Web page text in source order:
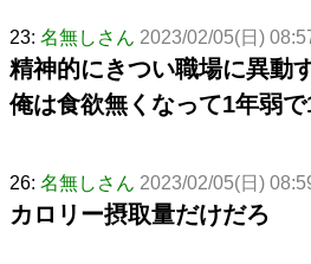
23: 名無しさん 2023/02/05(日)
精神的にきつい職場に異動
俺は食欲無くなって1年弱
26: 名無しさん 2023/02/05(日)
カロリー摂取量だけだろ